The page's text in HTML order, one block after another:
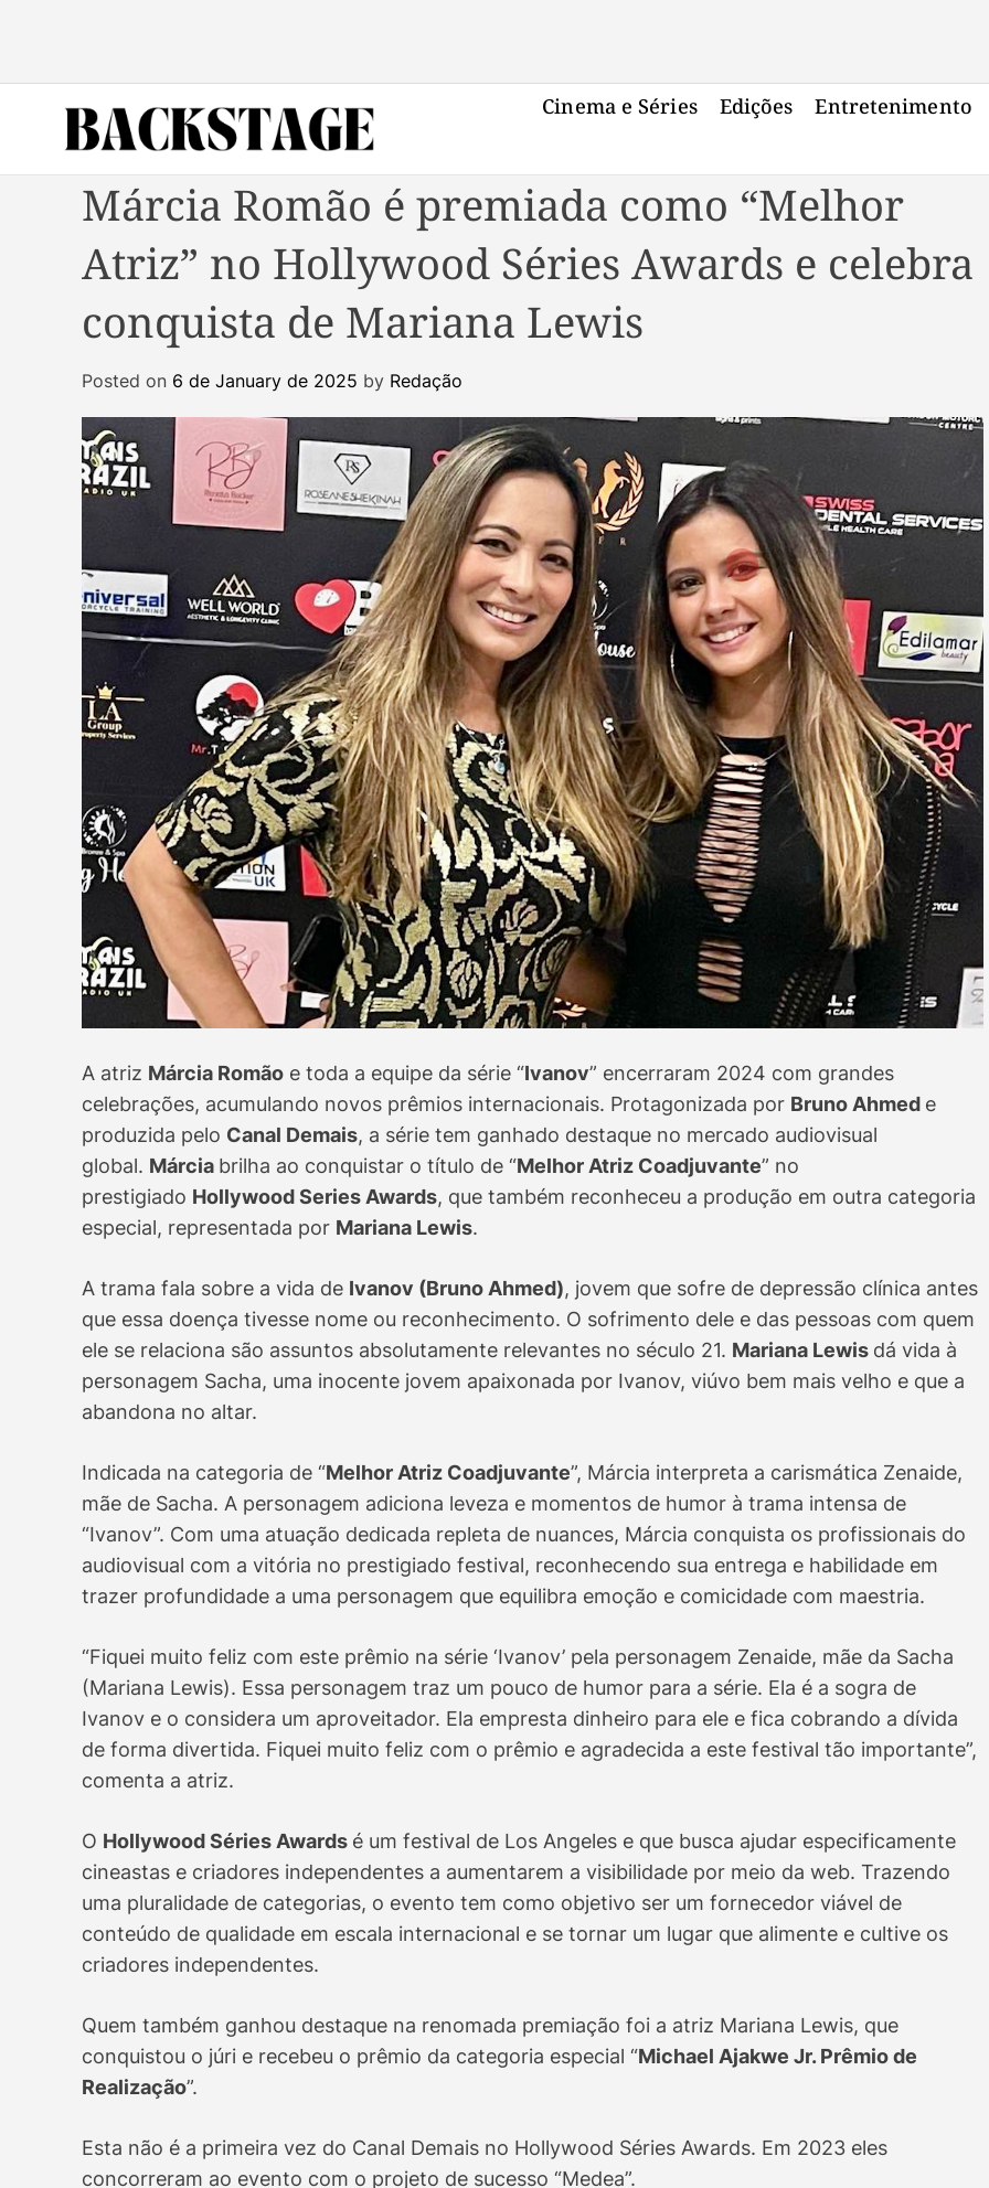
c
Cinema e Séries Edições Entretenimento
Márcia Romão é premiada como “Melhor
Atriz” no Hollywood Séries Awards e celebra
conquista de Mariana Lewis
Posted on 6 de January de 2025 by Redação
A atriz Márcia Romão e toda a equipe da série “Ivanov” encerraram 2024 com grandes
celebrações, acumulando novos prêmios internacionais. Protagonizada por Bruno Ahmed e
produzida pelo Canal Demais, a série tem ganhado destaque no mercado audiovisual
global. Márcia brilha ao conquistar o título de “Melhor Atriz Coadjuvante” no
prestigiado Hollywood Series Awards, que também reconheceu a produção em outra categoria
especial, representada por Mariana Lewis.
A trama fala sobre a vida de Ivanov (Bruno Ahmed), jovem que sofre de depressão clínica antes
que essa doença tivesse nome ou reconhecimento. O sofrimento dele e das pessoas com quem
ele se relaciona são assuntos absolutamente relevantes no século 21. Mariana Lewis dá vida à
personagem Sacha, uma inocente jovem apaixonada por Ivanov, viúvo bem mais velho e que a
abandona no altar.
Indicada na categoria de “Melhor Atriz Coadjuvante”, Márcia interpreta a carismática Zenaide,
mãe de Sacha. A personagem adiciona leveza e momentos de humor à trama intensa de
“Ivanov”. Com uma atuação dedicada repleta de nuances, Márcia conquista os profissionais do
audiovisual com a vitória no prestigiado festival, reconhecendo sua entrega e habilidade em
trazer profundidade a uma personagem que equilibra emoção e comicidade com maestria.
“Fiquei muito feliz com este prêmio na série ‘Ivanov’ pela personagem Zenaide, mãe da Sacha
(Mariana Lewis). Essa personagem traz um pouco de humor para a série. Ela é a sogra de
Ivanov e o considera um aproveitador. Ela empresta dinheiro para ele e fica cobrando a dívida
de forma divertida. Fiquei muito feliz com o prêmio e agradecida a este festival tão importante”,
comenta a atriz.
O Hollywood Séries Awards é um festival de Los Angeles e que busca ajudar especificamente
cineastas e criadores independentes a aumentarem a visibilidade por meio da web. Trazendo
uma pluralidade de categorias, o evento tem como objetivo ser um fornecedor viável de
conteúdo de qualidade em escala internacional e se tornar um lugar que alimente e cultive os
criadores independentes.
Quem também ganhou destaque na renomada premiação foi a atriz Mariana Lewis, que
conquistou o júri e recebeu o prêmio da categoria especial “Michael Ajakwe Jr. Prêmio de
Realização”.
Esta não é a primeira vez do Canal Demais no Hollywood Séries Awards. Em 2023 eles
concorreram ao evento com o projeto de sucesso “Medea”.